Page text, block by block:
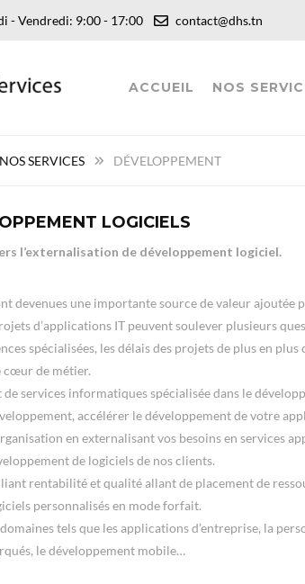
- Vendredi: 9:00 - 17:00 contact@dhs.tn
ACCUEIL NOS
NOS SERVICES DÉVELOPPEMENT
LOGICIELS
l’externalisation de développement logiciel.
devenues une importante source de valeur ajoutée
d’applications IT peuvent soulever plusieurs
spécialisées, les délais des projets de plus en
cœur de métier.
de services informatiques spécialisée dans le
accélérer le développement de votre
en externalisant vos besoins en services
de logiciels de nos clients.
rentabilité et qualité allant de placement de
personnalisés en mode forfait.
tels que les applications d’entreprise, la
le développement mobile…